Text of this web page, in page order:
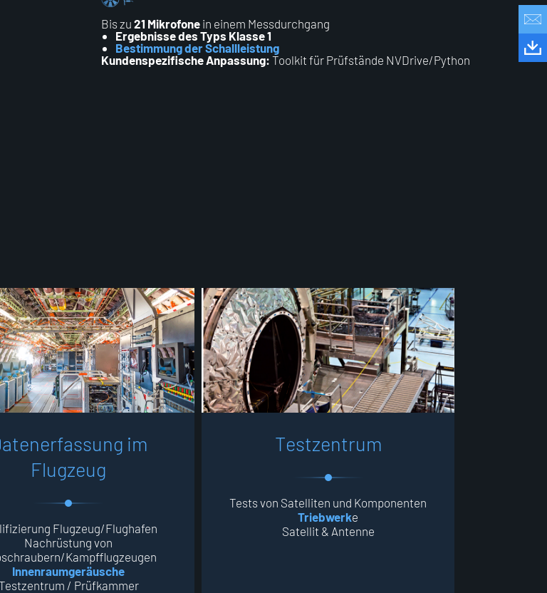
Bis zu 21 Mikrofonein einem Messdurchgang
Ergebnisse des Typs Klasse 1
Bestimmung der Schallleistung
Kundenspezifische Anpassung: Toolkit für Prüfstände NVDrive/Python
atenerfassung im
Flugzeug
Flugzeug/Flughafen
Nachrüstung von
Kampfflugzeugen
Innenraumgeräusche
/ Prüfkammer
Testzentrum
Tests von Satelliten und Komponenten
Triebwerke
Satellit & Antenne